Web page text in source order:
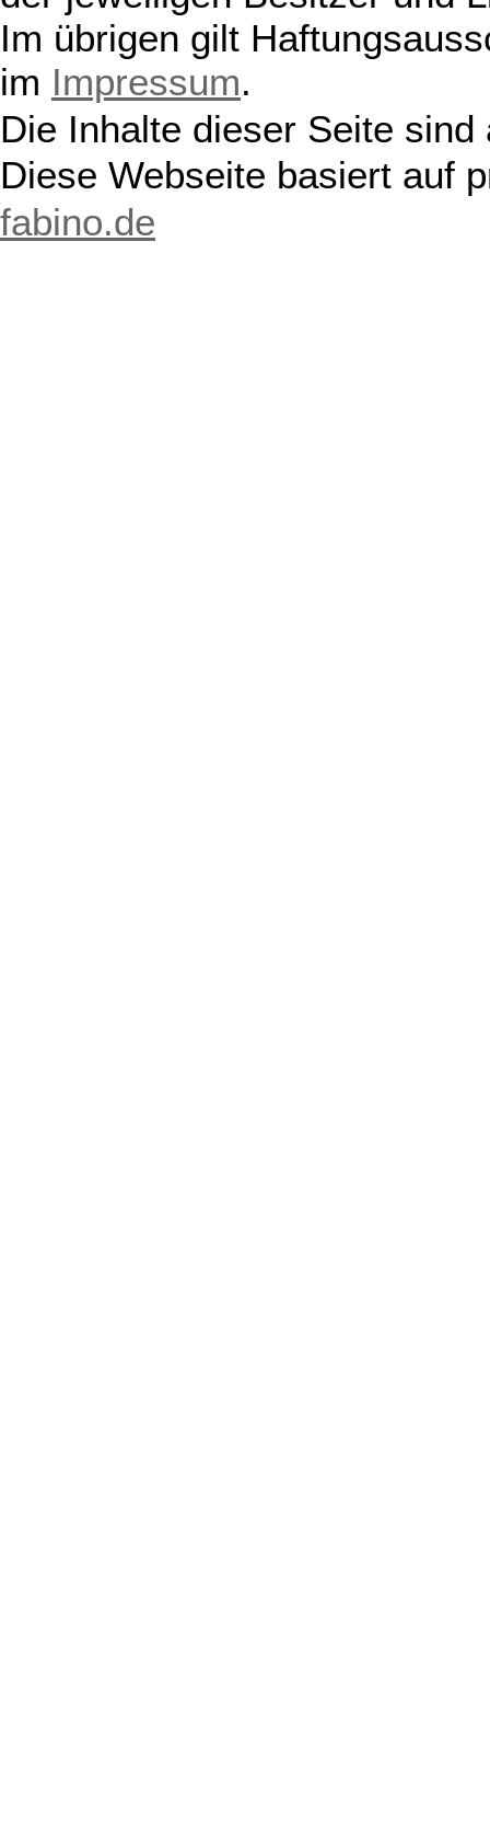
Im übrigen gilt
im Impressum.
Die Inhalte dieser Seite
Diese Webseite basiert auf
fabino.de